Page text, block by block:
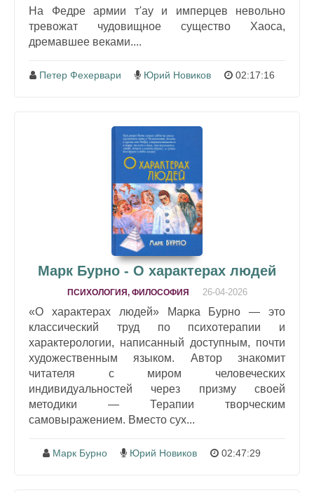
На Федре армии т'ау и имперцев невольно
тревожат чудовищное существо Хаоса,
дремавшее веками....
Петер Фехервари Юрий Новиков 02:17:16
Марк Бурно - О характерах людей
ПСИХОЛОГИЯ, ФИЛОСОФИЯ 26-04-2026
«О характерах людей» Марка Бурно — это
классический труд по психотерапии и
характерологии, написанный доступным, почти
художественным языком. Автор знакомит
читателя с миром человеческих
индивидуальностей через призму своей
методики — Терапии творческим
самовыражением. Вместо сух...
Марк Бурно Юрий Новиков 02:47:29